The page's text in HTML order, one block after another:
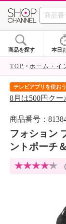
商品を探す 本日
TOP ホーム・イ
テレビアプリを使お
8月は500円クー
商品番号：
フォション
ントポーチ
（